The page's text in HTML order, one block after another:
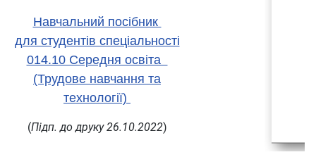
Навчальний посібник
для студентів спеціальності
014.10 Середня освіта
(Трудове навчання та
технології)
(Підп. до друку 26.10.2022)